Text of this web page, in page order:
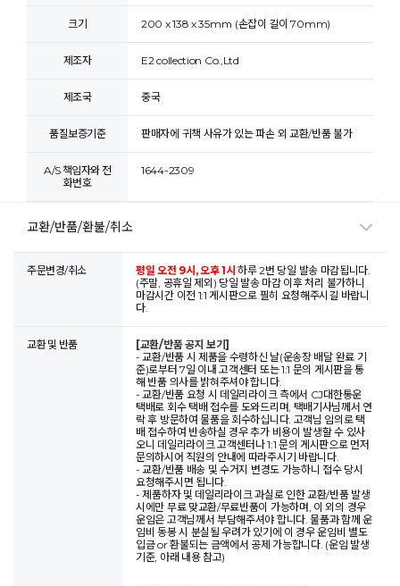
크기 200 x 138 x 35mm (손잡이 길이 70mm)
제조자 E2 collection Co.,Ltd
제조국 중국
품질보증기준 판매자에 귀책 사유가 있는 파손 외 교환/반품 불가
A/S 책임자와 전
화번호
1644-2309
교환/반품/환불/취소
주문변경/취소 평일 오전 9시, 오후 1시하루 2번 당일 발송 마감됩니다.
(주말, 공휴일 제외) 당일 발송 마감 이후 처리 불가하니
마감시간 이전 1:1 게시판으로 필히 요청해주시길 바랍니
다.
교환 및 반품
[교환/반품 공지 보기]
- 교환/반품 시 제품을 수령하신 날(운송장 배달 완료 기
준)로부터 7일 이내 고객센터 또는 1:1 문의 게시판을 통
해 반품 의사를 밝혀주셔야 합니다.
- 교환/반품 요청 시 데일리라이크 측에서 CJ대한통운
택배로 회수 택배 접수를 도와드리며, 택배기사님께서 연
락 후 방문하여 물품을 회수하십니다. 고객님 임의로 택
배 접수하여 반송하실 경우 추가 비용이 발생할 수 있사
오니 데일리라이크 고객센터나 1:1 문의 게시판으로 먼저
문의하시어 직원의 안내에 따라주시기 바랍니다.
- 교환/반품 배송 및 수거지 변경도 가능하니 접수 당시
요청해주시면 됩니다.
- 제품하자 및 데일리라이크 과실로 인한 교환/반품 발생
시에만 무료 맞교환/무료반품이 가능하며, 이 외의 경우
운임은 고객님께서 부담해주셔야 합니다. 물품과 함께 운
임비 동봉 시 분실될 우려가 있기에 이 경우 운임비 별도
입금 or 환불되는 금액에서 공제 가능합니다. (운임 발생
기준, 아래 내용 참고)